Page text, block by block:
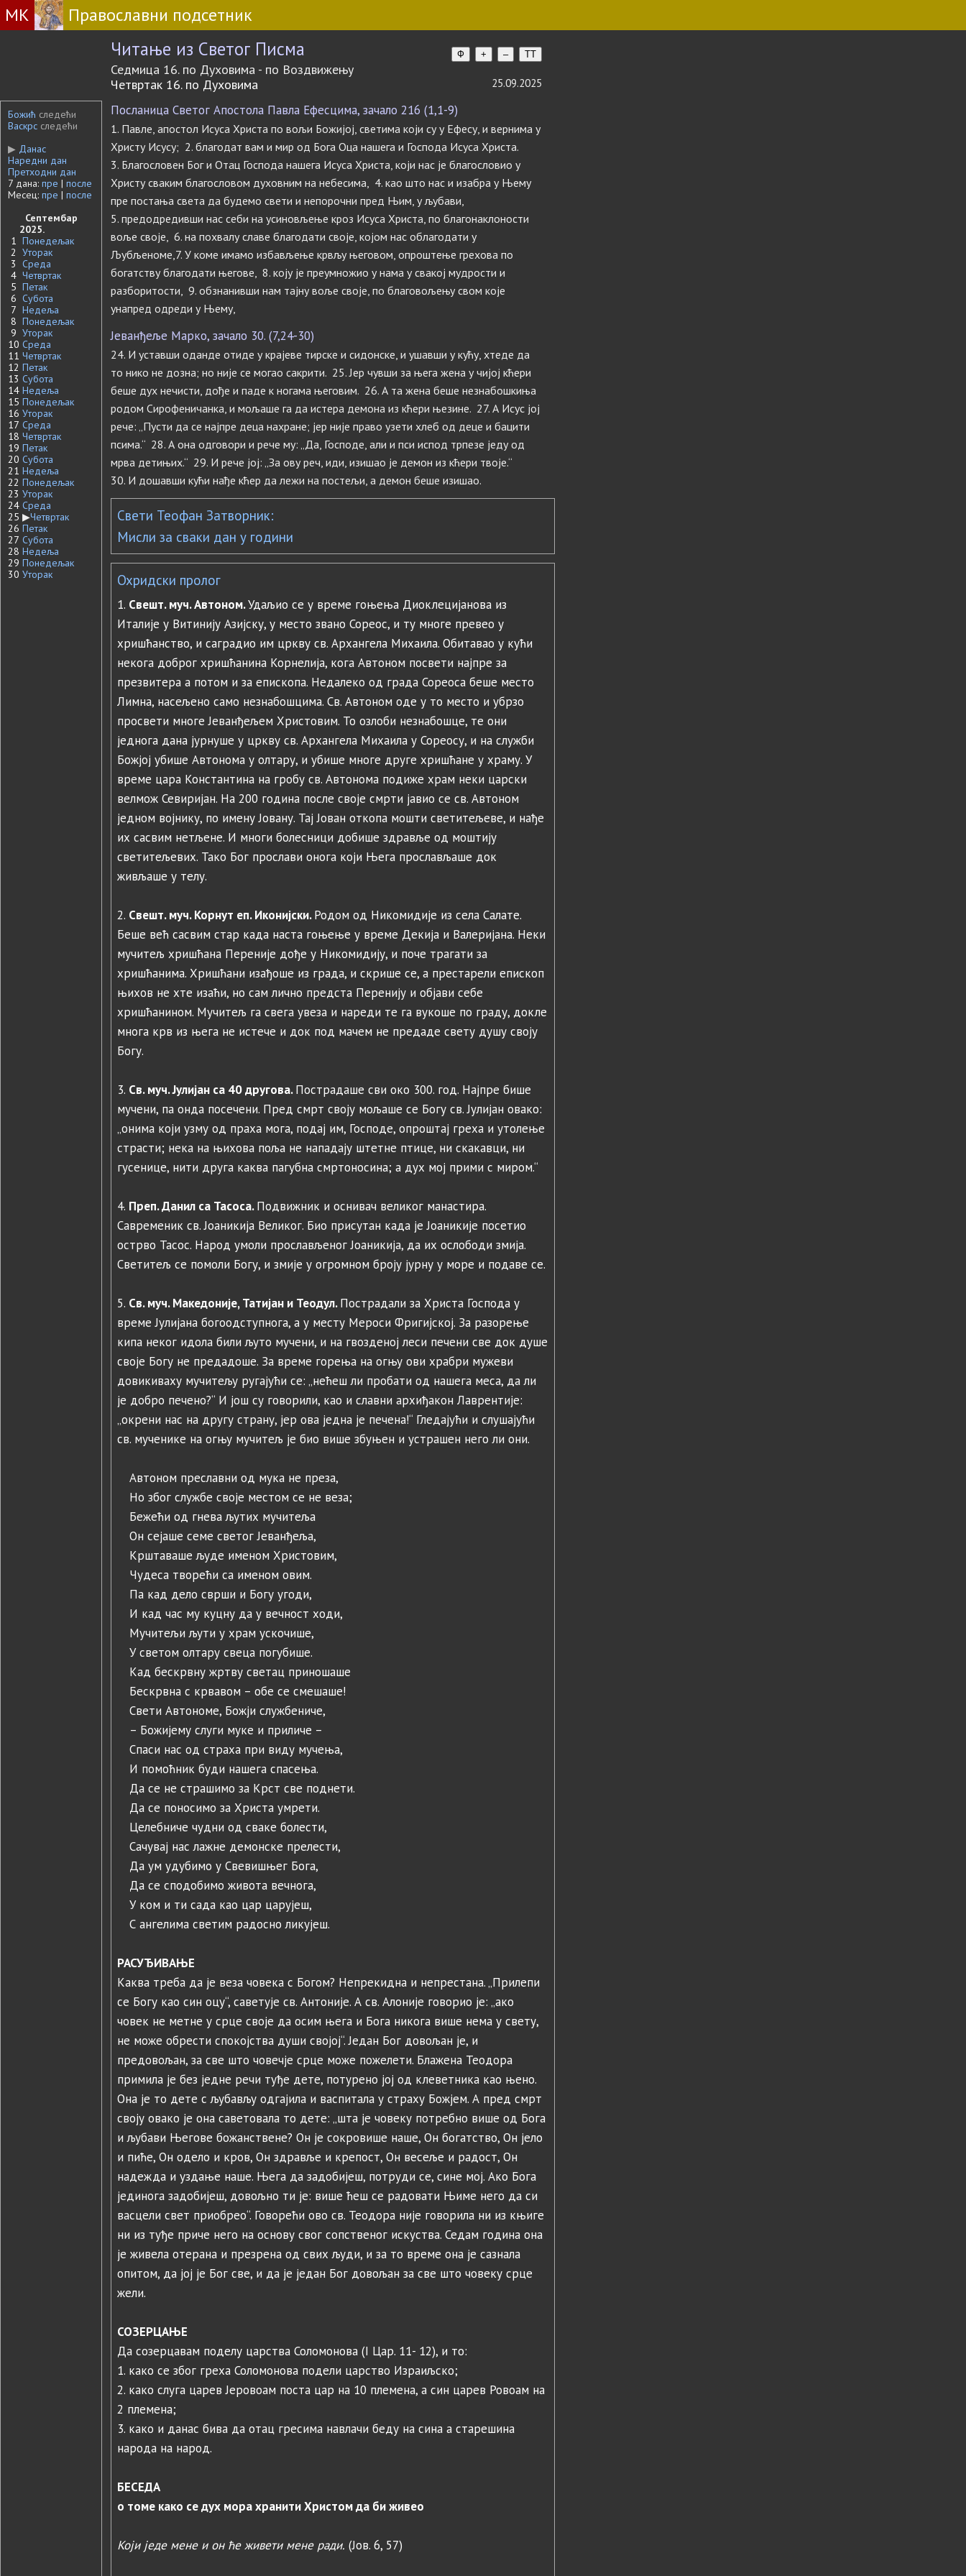
МК Православни подсетник
Читање из Светог Писма Ф + – TT
Седмица 16. по Духовима - по Воздвижењу
Четвртак 16. по Духовима
25.09.2025
Божић следећи
Васкрс следећи
▶ Данас
Наредни дан
Претходни дан
7 дана: пре | после
Месец: пре | после
Септембар
2025.
1 Понедељак
2 Уторак
3 Среда
4 Четвртак
5 Петак
6 Субота
7 Недеља
8 Понедељак
9 Уторак
10 Среда
11 Четвртак
12 Петак
13 Субота
14 Недеља
15 Понедељак
16 Уторак
17 Среда
18 Четвртак
19 Петак
20 Субота
21 Недеља
22 Понедељак
23 Уторак
24 Среда
25 ▶Четвртак
26 Петак
27 Субота
28 Недеља
29 Понедељак
30 Уторак
Посланица Светог Апостола Павла Ефесцима, зачало 216 (1,1-9)
1. Павле, апостол Исуса Христа по вољи Божијој, светима који су у Ефесу, и вернима у
Христу Исусу; 2. благодат вам и мир од Бога Оца нашега и Господа Исуса Христа.
3. Благословен Бог и Отац Господа нашега Исуса Христа, који нас је благословио у
Христу сваким благословом духовним на небесима, 4. као што нас и изабра у Њему
пре постања света да будемо свети и непорочни пред Њим, у љубави,
5. предодредивши нас себи на усиновљење кроз Исуса Христа, по благонаклоности
воље своје, 6. на похвалу славе благодати своје, којом нас облагодати у
Љубљеноме,7. У коме имамо избављење крвљу његовом, опроштење грехова по
богатству благодати његове, 8. коју је преумножио у нама у свакој мудрости и
разборитости, 9. обзнанивши нам тајну воље своје, по благовољењу свом које
унапред одреди у Њему,
Јеванђеље Марко, зачало 30. (7,24-30)
24. И уставши оданде отиде у крајеве тирске и сидонске, и ушавши у кућу, хтеде да
то нико не дозна; но није се могао сакрити. 25. Јер чувши за њега жена у чијој кћери
беше дух нечисти, дође и паде к ногама његовим. 26. А та жена беше незнабошкиња
родом Сирофеничанка, и мољаше га да истера демона из кћери њезине. 27. А Исус јој
рече: „Пусти да се најпре деца нахране; јер није право узети хлеб од деце и бацити
псима.“ 28. А она одговори и рече му: „Да, Господе, али и пси испод трпезе једу од
мрва детињих.“ 29. И рече јој: „За ову реч, иди, изишао је демон из кћери твоје.“
30. И дошавши кући нађе кћер да лежи на постељи, а демон беше изишао.
Свети Теофан Затворник:
Мисли за сваки дан у години
Охридски пролог
1. Свешт. муч. Автоном.Удаљио се у време гоњења Диоклецијанова из
Италије у Витинију Азијску, у место звано Сореос, и ту многе превео у
хришћанство, и саградио им цркву св. Архангела Михаила. Обитавао у кући
некога доброг хришћанина Корнелија, кога Автоном посвети најпре за
презвитера а потом и за епископа. Недалеко од града Сореоса беше место
Лимна, насељено само незнабошцима. Св. Автоном оде у то место и убрзо
просвети многе Јеванђељем Христовим. То озлоби незнабошце, те они
једнога дана јурнуше у цркву св. Архангела Михаила у Сореосу, и на служби
Божјој убише Автонома у олтару, и убише многе друге хришћане у храму. У
време цара Константина на гробу св. Автонома подиже храм неки царски
велмож Севиријан. На 200 година после своје смрти јавио се св. Автоном
једном војнику, по имену Јовану. Тај Јован откопа мошти светитељеве, и нађе
их сасвим нетљене. И многи болесници добише здравље од моштију
светитељевих. Тако Бог прослави онога који Њега прослављаше док
живљаше у телу.
2. Свешт. муч. Корнут еп. Иконијски.Родом од Никомидије из села Салате.
Беше већ сасвим стар када наста гоњење у време Декија и Валеријана. Неки
мучитељ хришћана Переније дође у Никомидију, и поче трагати за
хришћанима. Хришћани изађоше из града, и скрише се, а престарели епископ
њихов не хте изаћи, но сам лично предста Перенију и објави себе
хришћанином. Мучитељ га свега увеза и нареди те га вукоше по граду, докле
многа крв из њега не истече и док под мачем не предаде свету душу своју
Богу.
3. Св. муч. Јулијан са 40 другова.Пострадаше сви око 300. год. Најпре бише
мучени, па онда посечени. Пред смрт своју мољаше се Богу св. Јулијан овако:
„онима који узму од праха мога, подај им, Господе, опроштај греха и утолење
страсти; нека на њихова поља не нападају штетне птице, ни скакавци, ни
гусенице, нити друга каква пагубна смртоносина; а дух мој прими с миром.“
4. Преп. Данил са Тасоса.Подвижник и оснивач великог манастира.
Савременик св. Јоаникија Великог. Био присутан када је Јоаникије посетио
острво Тасос. Народ умоли прослављеног Јоаникија, да их ослободи змија.
Светитељ се помоли Богу, и змије у огромном броју јурну у море и подаве се.
5. Св. муч. Македоније, Татијан и Теодул.Пострадали за Христа Господа у
време Јулијана богоодступнога, а у месту Мероси Фригијској. За разорење
кипа неког идола били љуто мучени, и на гвозденој леси печени све док душе
своје Богу не предадоше. За време горења на огњу ови храбри мужеви
довикиваху мучитељу ругајући се: „нећеш ли пробати од нашега меса, да ли
је добро печено?“ И још су говорили, као и славни архиђакон Лаврентије:
„окрени нас на другу страну, јер ова једна је печена!“ Гледајући и слушајући
св. мученике на огњу мучитељ је био више збуњен и устрашен него ли они.
Автоном преславни од мука не преза,
Но због службе своје местом се не веза;
Бежећи од гнева љутих мучитеља
Он сејаше семе светог Јеванђеља,
Крштаваше људе именом Христовим,
Чудеса творећи са именом овим.
Па кад дело сврши и Богу угоди,
И кад час му куцну да у вечност ходи,
Мучитељи љути у храм ускочише,
У светом олтару свеца погубише.
Кад бескрвну жртву светац приношаше
Бескрвна с крвавом – обе се смешаше!
Свети Автономе, Божји службениче,
– Божијему слуги муке и приличе –
Спаси нас од страха при виду мучења,
И помоћник буди нашега спасења.
Да се не страшимо за Крст све поднети.
Да се поносимо за Христа умрети.
Целебниче чудни од сваке болести,
Сачувај нас лажне демонске прелести,
Да ум удубимо у Свевишњег Бога,
Да се сподобимо живота вечнога,
У ком и ти сада као цар царујеш,
С ангелима светим радосно ликујеш.
РАСУЂИВАЊЕ
Каква треба да је веза човека с Богом? Непрекидна и непрестана. „Прилепи
се Богу као син оцу“, саветује св. Антоније. А св. Алоније говорио је: „ако
човек не метне у срце своје да осим њега и Бога никога више нема у свету,
не може обрести спокојства души својој“. Један Бог довољан је, и
предовољан, за све што човечје срце може пожелети. Блажена Теодора
примила је без једне речи туђе дете, потурено јој од клеветника као њено.
Она је то дете с љубављу одгајила и васпитала у страху Божјем. А пред смрт
своју овако је она саветовала то дете: „шта је човеку потребно више од Бога
и љубави Његове божанствене? Он је сокровише наше, Он богатство, Он јело
и пиће, Он одело и кров, Он здравље и крепост, Он весеље и радост, Он
надежда и уздање наше. Њега да задобијеш, потруди се, сине мој. Ако Бога
јединога задобијеш, довољно ти је: више ћеш се радовати Њиме него да си
васцели свет приобрео“. Говорећи ово св. Теодора није говорила ни из књиге
ни из туђе приче него на основу свог сопственог искуства. Седам година она
је живела отерана и презрена од свих људи, и за то време она је сазнала
опитом, да јој је Бог све, и да је један Бог довољан за све што човеку срце
жели.
СОЗЕРЦАЊЕ
Да созерцавам поделу царства Соломонова (I Цар. 11- 12), и то:
1. како се због греха Соломонова подели царство Израиљско;
2. како слуга царев Јеровоам поста цар на 10 племена, а син царев Ровоам на
2 племена;
3. како и данас бива да отац гресима навлачи беду на сина а старешина
народа на народ.
БЕСЕДА
о томе како се дух мора хранити Христом да би живео
Који једе мене и он ће живети мене ради. (Јов. 6, 57)